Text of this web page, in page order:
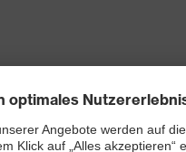
verstärkt,